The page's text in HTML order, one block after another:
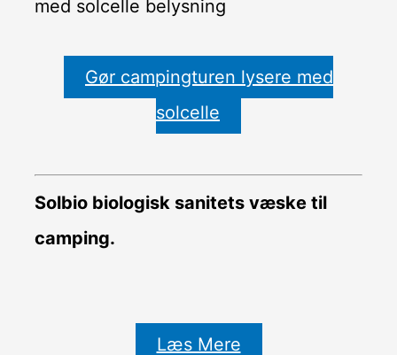
med solcelle belysning
Gør campingturen lysere med
solcelle
Solbio biologisk sanitets væske til
camping.
Læs Mere